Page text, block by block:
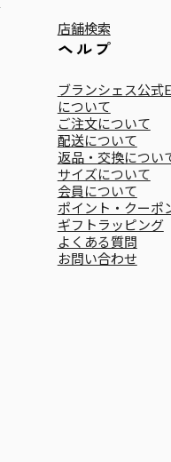
店舗検索
ヘルプ
ブランシェス公式
について
ご注文について
配送について
返品・交換につい
サイズについて
会員について
ポイント・クーポ
ギフトラッピング
よくある質問
お問い合わせ